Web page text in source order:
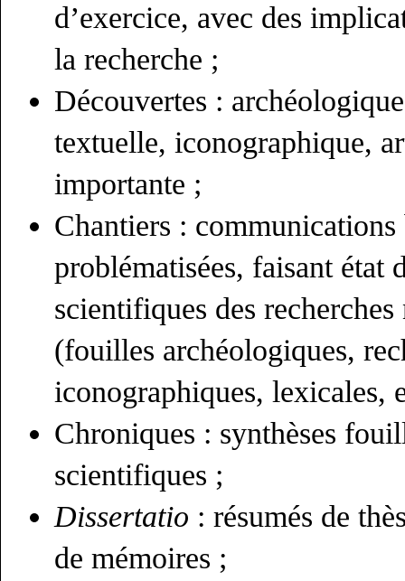
d’exercice, avec des
la recherche ;
Découvertes :
textuelle, iconographique,
importante ;
Chantiers : communications
problématisées, faisant état
scientifiques des
(fouilles archéologiques,
iconographiques, lexicales,
Chroniques : synthèses
scientifiques ;
Dissertatio : résumés de
de mémoires ;